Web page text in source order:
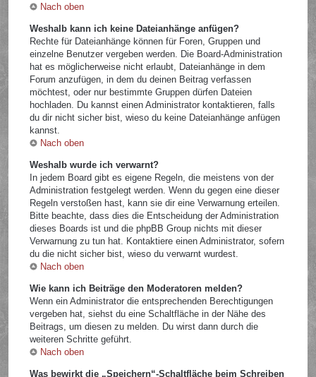
Nach oben
Weshalb kann ich keine Dateianhänge anfügen?
Rechte für Dateianhänge können für Foren, Gruppen und
einzelne Benutzer vergeben werden. Die Board-Administration
hat es möglicherweise nicht erlaubt, Dateianhänge in dem
Forum anzufügen, in dem du deinen Beitrag verfassen
möchtest, oder nur bestimmte Gruppen dürfen Dateien
hochladen. Du kannst einen Administrator kontaktieren, falls
du dir nicht sicher bist, wieso du keine Dateianhänge anfügen
kannst.
Nach oben
Weshalb wurde ich verwarnt?
In jedem Board gibt es eigene Regeln, die meistens von der
Administration festgelegt werden. Wenn du gegen eine dieser
Regeln verstoßen hast, kann sie dir eine Verwarnung erteilen.
Bitte beachte, dass dies die Entscheidung der Administration
dieses Boards ist und die phpBB Group nichts mit dieser
Verwarnung zu tun hat. Kontaktiere einen Administrator, sofern
du die nicht sicher bist, wieso du verwarnt wurdest.
Nach oben
Wie kann ich Beiträge den Moderatoren melden?
Wenn ein Administrator die entsprechenden Berechtigungen
vergeben hat, siehst du eine Schaltfläche in der Nähe des
Beitrags, um diesen zu melden. Du wirst dann durch die
weiteren Schritte geführt.
Nach oben
Was bewirkt die „Speichern“-Schaltfläche beim Schreiben